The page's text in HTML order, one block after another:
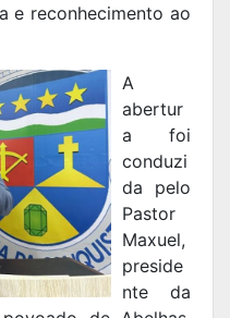
e reconhecimento ao
A
abertur
a foi
conduzi
da pelo
Pastor
Maxuel,
preside
nte da